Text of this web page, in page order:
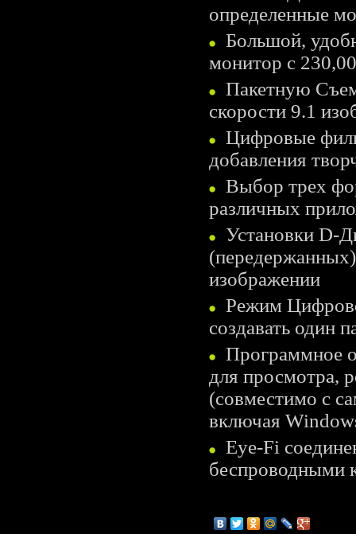
определенные
Большой,
монитор с
Пакетную
скорости 9.1
Цифровые
добавления
Выбор трех
различных
Установки D-
изображении
Режим
создавать один
Программное
для просмотра,
(совместимо с
включая
Eye-Fi
беспроводными